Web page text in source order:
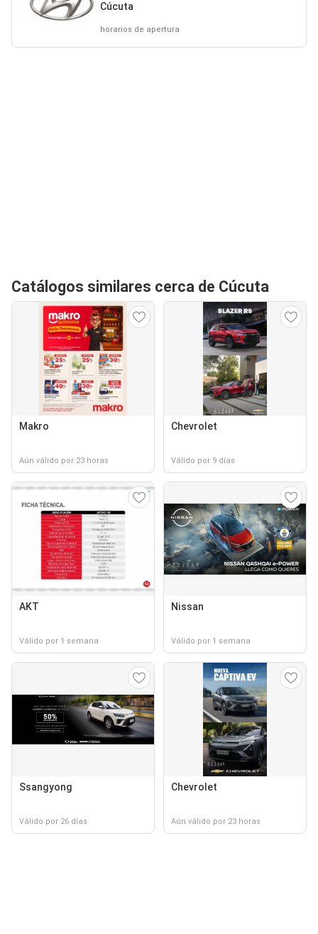
Cúcuta
horarios de apertura
Catálogos similares cerca de Cúcuta
Makro
Aún válido por 23 horas
Chevrolet
Válido por 9 días
AKT
Válido por 1 semana
Nissan
Válido por 1 semana
Ssangyong
Válido por 26 días
Chevrolet
Aún válido por 23 horas